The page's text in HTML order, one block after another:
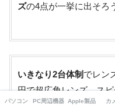
ズの4点が一挙に出そろ
いきなり2台体制 でレン
円で超広角レンズ、ス
とにより予算25万円で
パソコン PC周辺機器・ガジェット
Apple製品 カ